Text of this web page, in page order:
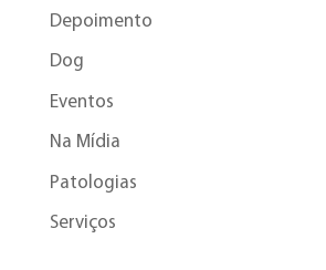
Depoimento
Dog
Eventos
Na Mídia
Patologias
Serviços